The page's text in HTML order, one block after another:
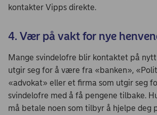
kontakter Vipps direkte.
4. Vær på vakt for nye
Mange svindelofre blir kontaktet på nytt
utgir seg for å være fra «banken»,
«advokat» eller et firma som utgir seg
svindelofre med å få pengene tilbake.
må betale noen som tilbyr å hjelpe deg